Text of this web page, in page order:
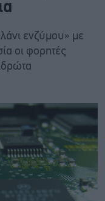
ενζύμου» με
οι φορητές